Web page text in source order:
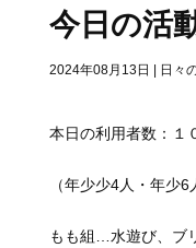
今日の活
2024年08月13日 日々
本日の利用者数：１
（年少少4人・年少6
もも組…水遊び、ブ